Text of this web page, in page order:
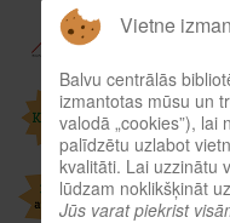
Vietne
Balvu centrālās
izmantotas mūsu un
valodā „cookies”),
palīdzētu uzlabot
kvalitāti. Lai uzzinātu
lūdzam noklikšķināt
Jūs varat piekrist